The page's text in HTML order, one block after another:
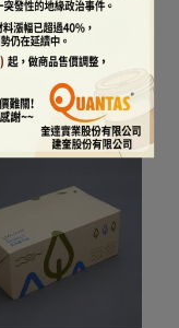
白)｜
箱
加入購物車